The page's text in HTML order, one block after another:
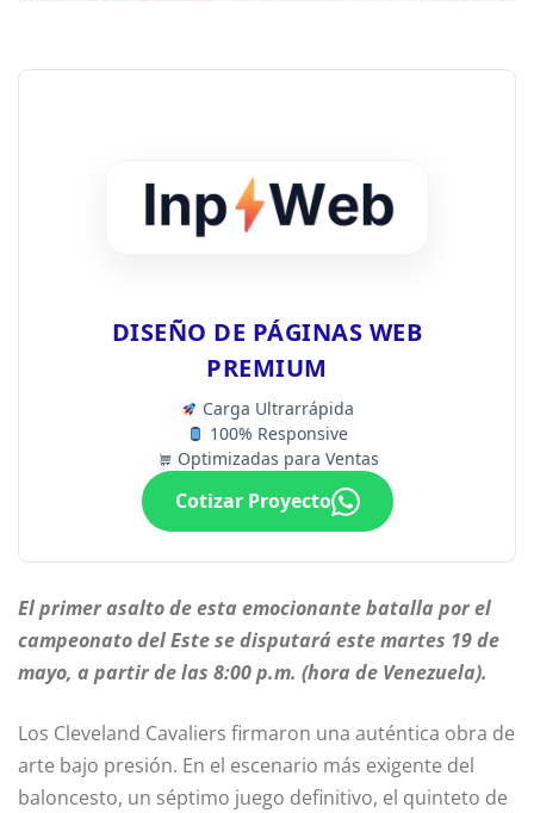
DISEÑO DE PÁGINAS WEB
PREMIUM
Carga Ultrarrápida
100% Responsive
Optimizadas para Ventas
Cotizar Proyecto
El primer asalto de esta emocionante batalla por el
campeonato del Este se disputará este martes 19 de
mayo, a partir de las 8:00 p.m. (hora de Venezuela).
Los Cleveland Cavaliers firmaron una auténtica obra de
arte bajo presión. En el escenario más exigente del
baloncesto, un séptimo juego definitivo, el quinteto de